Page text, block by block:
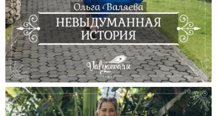
Невыдуманная История